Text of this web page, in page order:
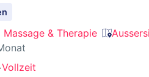
Massage & Therapie
:
Vollzeit